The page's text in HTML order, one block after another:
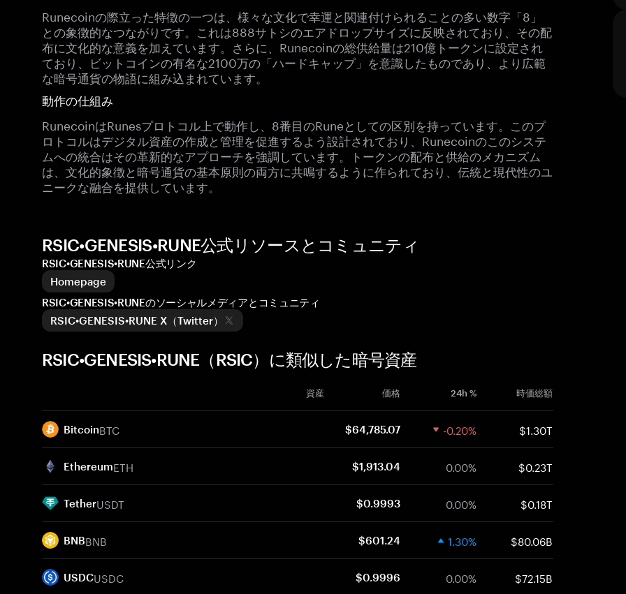
Runecoinの際立った特徴の一つは、様々な文化で幸運と関連付けられることの多い数字「8」
との象徴的なつながりです。これは888サトシのエアドロップサイズに反映されており、その配
布に文化的な意義を加えています。さらに、Runecoinの総供給量は210億トークンに設定され
ており、ビットコインの有名な2100万の「ハードキャップ」を意識したものであり、より広範
な暗号通貨の物語に組み込まれています。
動作の仕組み
RunecoinはRunesプロトコル上で動作し、8番目のRuneとしての区別を持っています。このプ
ロトコルはデジタル資産の作成と管理を促進するよう設計されており、Runecoinのこのシステ
ムへの統合はその革新的なアプローチを強調しています。トークンの配布と供給のメカニズム
は、文化的象徴と暗号通貨の基本原則の両方に共鳴するように作られており、伝統と現代性のユ
ニークな融合を提供しています。
RSIC•GENESIS•RUNE公式リソースとコミュニティ
RSIC•GENESIS•RUNE公式リンク
Homepage
RSIC•GENESIS•RUNEのソーシャルメディアとコミュニティ
RSIC•GENESIS•RUNE X（Twitter）
RSIC•GENESIS•RUNE（RSIC）に類似した暗号資産
資産 価格 24h % 時価総額
BitcoinBTC $64,785.07 -0.20% $1.30T
EthereumETH $1,913.04 0.00% $0.23T
TetherUSDT $0.9993 0.00% $0.18T
BNBBNB $601.24 1.30% $80.06B
USDCUSDC $0.9996 0.00% $72.15B